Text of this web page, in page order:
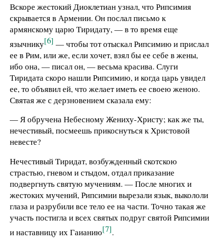
Вскоре жестокий Диоклетиан узнал, что Рипсимия
скрывается в Армении. Он послал письмо к
армянскому царю Тиридату, — в то время еще
язычнику[6] — чтобы тот отыскал Рипсимию и прислал
ее в Рим, или же, если хочет, взял бы ее себе в жены,
ибо она, — писал он, — весьма красива. Слуги
Тиридата скоро нашли Рипсимию, и когда царь увидел
ее, то объявил ей, что желает иметь ее своею женою.
Святая же с дерзновением сказала ему:
— Я обручена Небесному Жениху-Христу; как же ты,
нечестивый, посмеешь прикоснуться к Христовой
невесте?
Нечестивый Тиридат, возбужденный скотскою
страстью, гневом и стыдом, отдал приказание
подвергнуть святую мучениям. — После многих и
жестоких мучений, Рипсимии вырезали язык, выкололи
глаза и разрубили все тело ее на части. Точно такая же
участь постигла и всех святых подруг святой Рипсимии
и наставницу их Гаианию[7].